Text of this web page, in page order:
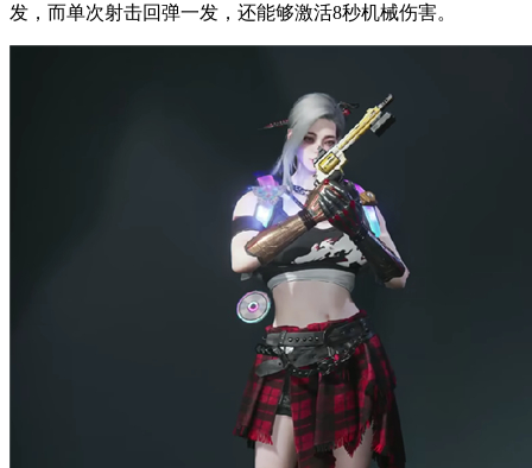
发，而单次射击回弹一发，还能够激活8秒机械伤害。